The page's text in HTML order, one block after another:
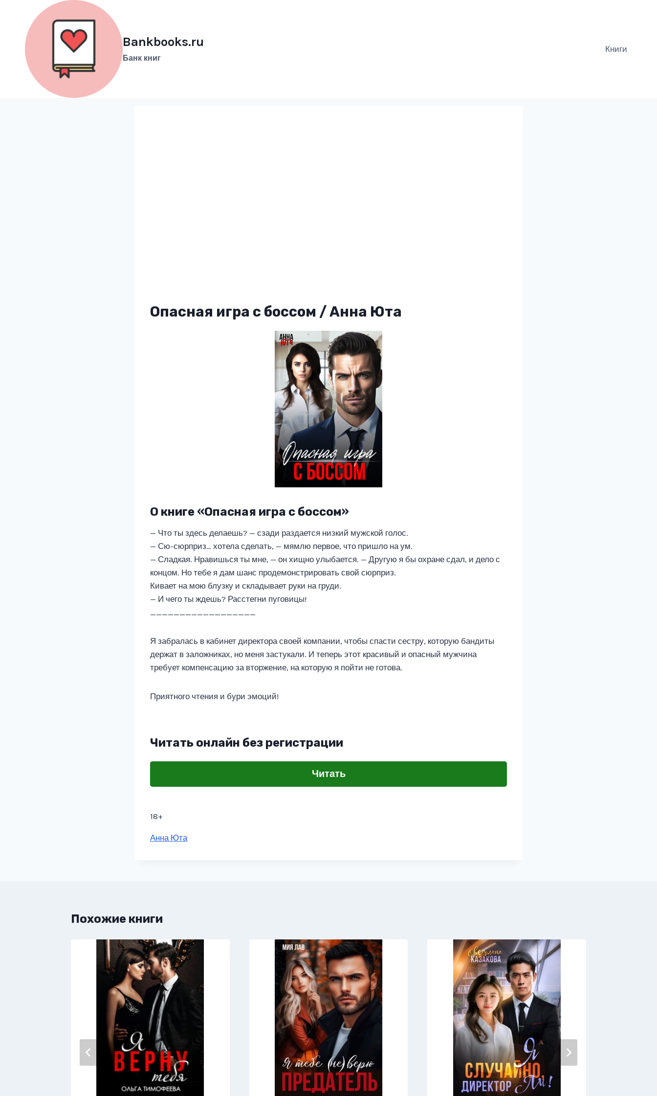
содержимому
Bankbooks.ru
Банк книг
Книги
Опасная игра с боссом / Анна Юта
О книге «Опасная игра с боссом»
— Что ты здесь делаешь? — сзади раздается низкий мужской голос.
— Сю-сюрприз… хотела сделать, — мямлю первое, что пришло на ум.
— Сладкая. Нравишься ты мне, — он хищно улыбается. — Другую я бы охране сдал, и дело с
концом. Но тебе я дам шанс продемонстрировать свой сюрприз.
Кивает на мою блузку и складывает руки на груди.
— И чего ты ждешь? Расстегни пуговицы!
__________________
Я забралась в кабинет директора своей компании, чтобы спасти сестру, которую бандиты
держат в заложниках, но меня застукали. И теперь этот красивый и опасный мужчина
требует компенсацию за вторжение, на которую я пойти не готова.
Приятного чтения и бури эмоций!
Читать онлайн без регистрации
Читать
18+
Метки
Анна Юта
Похожие книги